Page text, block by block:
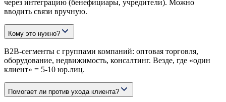
через интеграцию (бенефициары, учредители). Можно
вводить связи вручную.
Кому это нужно?
B2B-сегменты с группами компаний: оптовая торговля,
оборудование, недвижимость, консалтинг. Везде, где «один
клиент» = 5-10 юр.лиц.
Помогает ли против ухода клиента?